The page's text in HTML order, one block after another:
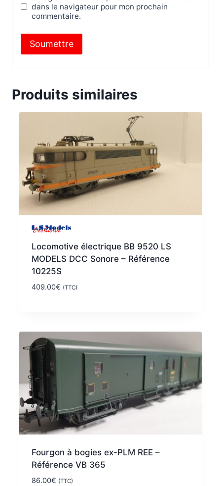
dans le navigateur pour mon prochain
commentaire.
Produits similaires
Locomotive électrique BB 9520 LS
MODELS DCC Sonore – Référence
10225S
409.00€ (TTC)
Fourgon à bogies ex-PLM REE –
Référence VB 365
86.00€ (TTC)